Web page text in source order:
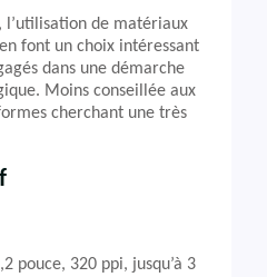
l’utilisation de matériaux
font un choix intéressant
dans une démarche
Moins conseillée aux
cherchant une très
pouce, 320 ppi, jusqu’à 3